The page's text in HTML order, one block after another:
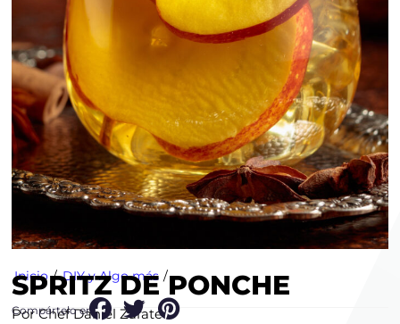
Inicio / DIY y Algo más /
SPRITZ DE PONCHE
Por Chef Daniel Zárate
Compártelo en: